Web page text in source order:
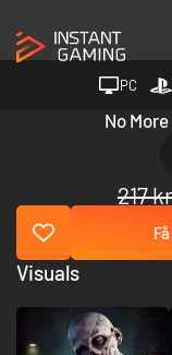
PC
No
217
Visuals